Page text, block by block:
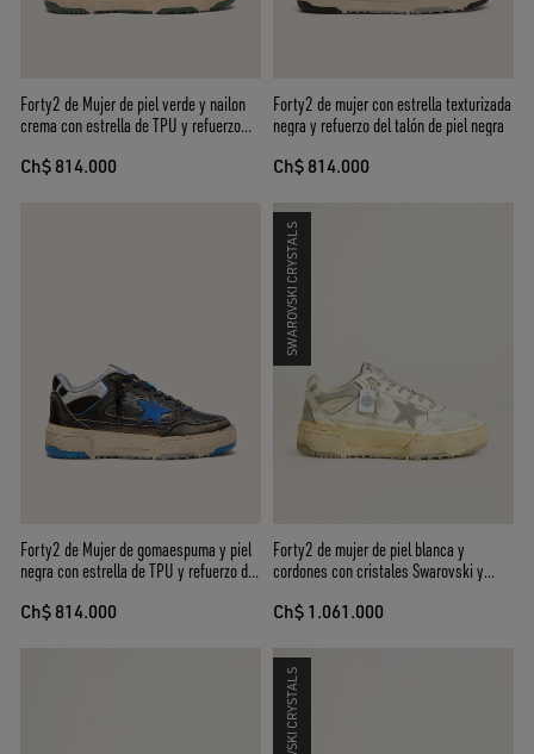
Forty2 de Mujer de piel verde y nailon
crema con estrella de TPU y refuerzo
Ch$ 814.000
Forty2 de mujer con estrella texturizada
negra y refuerzo del talón de piel negra
Ch$ 814.000
Forty2 de Mujer de gomaespuma y piel
negra con estrella de TPU y refuerzo del
Ch$ 814.000
SWAROVSKI CRYSTALS
Forty2 de mujer de piel blanca y
cordones con cristales Swarovski y
Ch$ 1.061.000